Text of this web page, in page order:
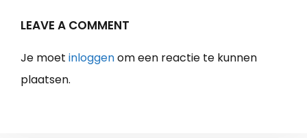
LEAVE A COMMENT
Je moet inloggenom een reactie te kunnen
plaatsen.